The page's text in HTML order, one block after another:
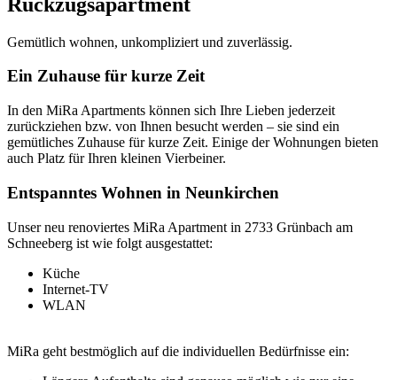
Gemütlich wohnen, unkompliziert und zuverlässig.
Ein Zuhause für kurze Zeit
In den MiRa Apartments können sich Ihre Lieben jederzeit
zurückziehen bzw. von Ihnen besucht werden – sie sind ein
gemütliches Zuhause für kurze Zeit. Einige der Wohnungen bieten
auch Platz für Ihren kleinen Vierbeiner.
Entspanntes Wohnen in Neunkirchen
Unser neu renoviertes MiRa Apartment in 2733 Grünbach am
Schneeberg ist wie folgt ausgestattet:
Küche
Internet-TV
WLAN
MiRa geht bestmöglich auf die individuellen Bedürfnisse ein: